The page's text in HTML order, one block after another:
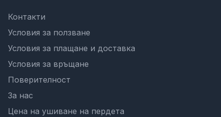
Контакти
Условия за ползване
Условия за плащане и доставка
Условия за връщане
Поверителност
За нас
Цена на ушиване на пердета